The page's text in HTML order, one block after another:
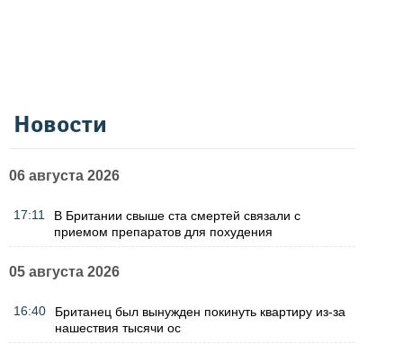
Новости
06 августа 2026
17:11
В Британии свыше ста смертей связали с
приемом препаратов для похудения
05 августа 2026
16:40
Британец был вынужден покинуть квартиру из-за
нашествия тысячи ос